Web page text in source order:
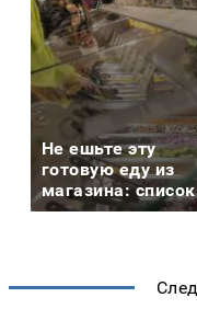
Не ешьте эту
готовую еду из
магазина: список